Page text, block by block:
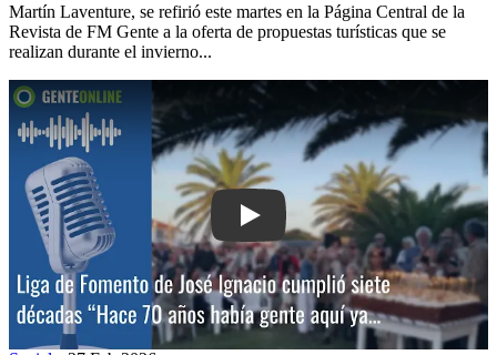
Martín Laventure, se refirió este martes en la Página Central de la
Revista de FM Gente a la oferta de propuestas turísticas que se
realizan durante el invierno...
Play: Liga de Fomento de José